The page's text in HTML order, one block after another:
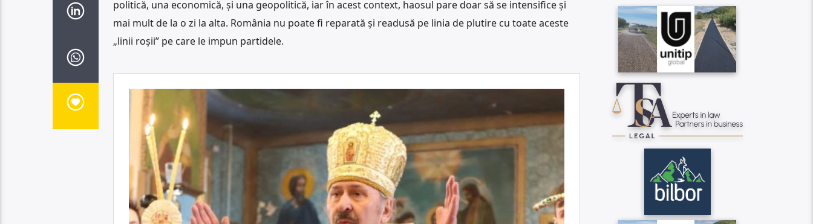
politică, una economică, și una geopolitică, iar în acest context, haosul pare doar să se intensifice și
mai mult de la o zi la alta. România nu poate fi reparată și readusă pe linia de plutire cu toate aceste
„linii roșii” pe care le impun partidele.